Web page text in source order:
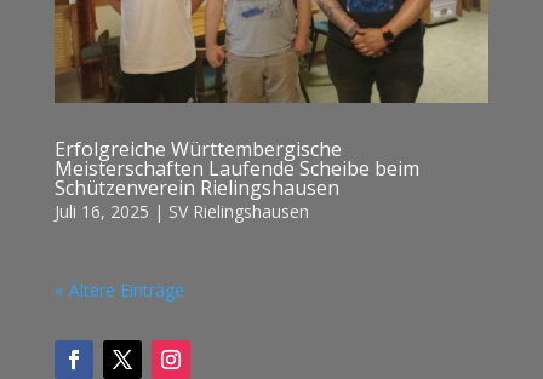
Erfolgreiche Württembergische
Meisterschaften Laufende Scheibe beim
Schützenverein Rielingshausen
Juli 16, 2025 | SV Rielingshausen
« Ältere Einträge